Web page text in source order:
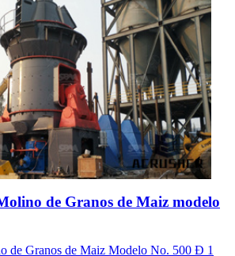
de Granos de Maiz modelo
de Granos de Maiz Modelo No. 500 Ð 1